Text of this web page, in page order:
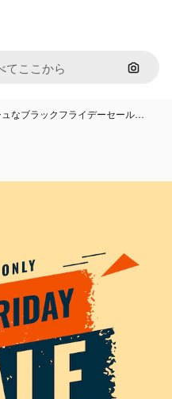
画像で
なブラックフライデーセール…